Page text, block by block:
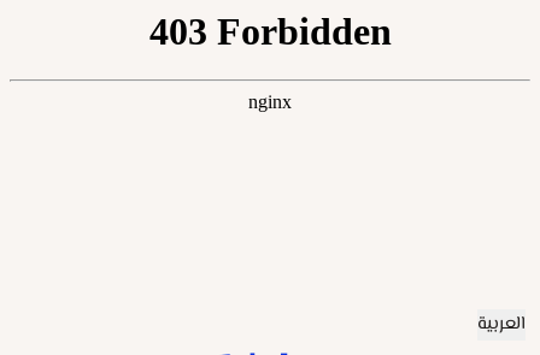
العربية